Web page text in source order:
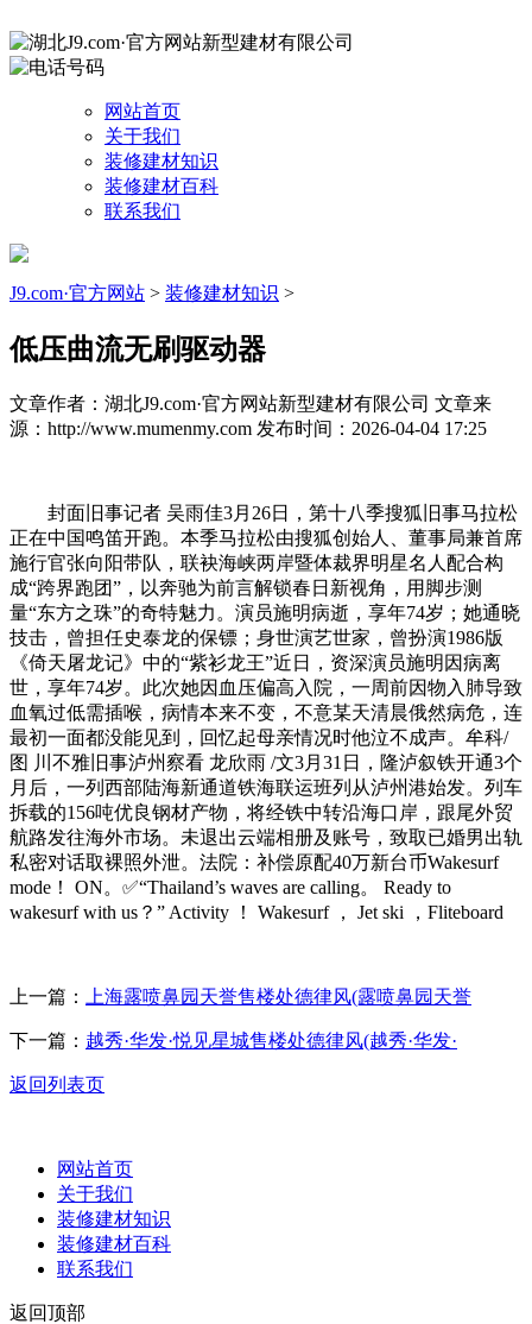
网站首页
关于我们
装修建材知识
装修建材百科
联系我们
J9.com·官方网站 > 装修建材知识 >
低压曲流无刷驱动器
文章作者：湖北J9.com·官方网站新型建材有限公司 文章来
源：http://www.mumenmy.com 发布时间：2026-04-04 17:25
封面旧事记者 吴雨佳3月26日，第十八季搜狐旧事马拉松
正在中国鸣笛开跑。本季马拉松由搜狐创始人、董事局兼首席
施行官张向阳带队，联袂海峡两岸暨体裁界明星名人配合构
成“跨界跑团”，以奔驰为前言解锁春日新视角，用脚步测
量“东方之珠”的奇特魅力。演员施明病逝，享年74岁；她通晓
技击，曾担任史泰龙的保镖；身世演艺世家，曾扮演1986版
《倚天屠龙记》中的“紫衫龙王”近日，资深演员施明因病离
世，享年74岁。此次她因血压偏高入院，一周前因物入肺导致
血氧过低需插喉，病情本来不变，不意某天清晨俄然病危，连
最初一面都没能见到，回忆起母亲情况时他泣不成声。牟科/
图 川不雅旧事泸州察看 龙欣雨 /文3月31日，隆泸叙铁开通3个
月后，一列西部陆海新通道铁海联运班列从泸州港始发。列车
拆载的156吨优良钢材产物，将经铁中转沿海口岸，跟尾外贸
航路发往海外市场。未退出云端相册及账号，致取已婚男出轨
私密对话取裸照外泄。法院：补偿原配40万新台币Wakesurf
mode！ ON。✅“Thailand’s waves are calling。 Ready to
wakesurf with us？” Activity ！ Wakesurf ， Jet ski ，Fliteboard
上一篇： 上海露喷鼻园天誉售楼处德律风(露喷鼻园天誉
下一篇： 越秀·华发·悦见星城售楼处德律风(越秀·华发·
返回列表页
网站首页
关于我们
装修建材知识
装修建材百科
联系我们
返回顶部